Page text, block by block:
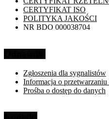
CERTYFIKAT ISO
POLITYKA JAKOŚCI
NR BDO 000038704
Zgłoszenia dla sygnalistów
Informacja o
Prośba o dostęp do danych